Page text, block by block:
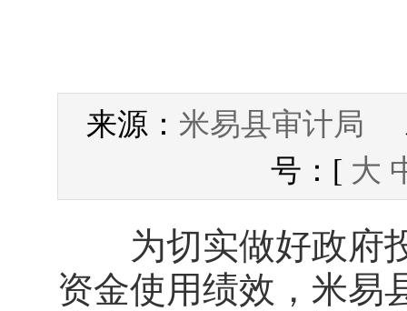
来源： 米易县审计局
号：[ 大
为切实做好政府投
资金使用绩效，米易